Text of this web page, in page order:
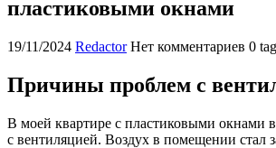
пластиковыми окнами
19/11/2024 Redactor Нет комментариев 0
Причины проблем с
В моей квартире с пластиковыми окнами
с вентиляцией. Воздух в помещении стал